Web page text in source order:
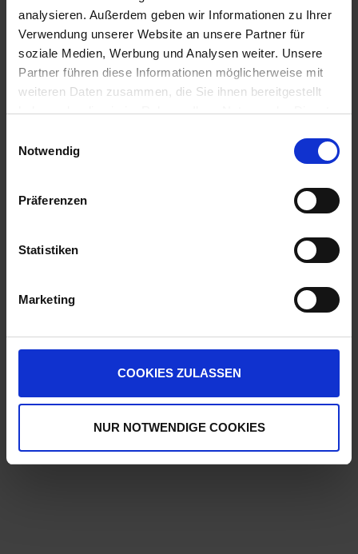
analysieren. Außerdem geben wir Informationen zu Ihrer
Verwendung unserer Website an unsere Partner für
soziale Medien, Werbung und Analysen weiter. Unsere
Partner führen diese Informationen möglicherweise mit
weiteren Daten zusammen, die Sie ihnen bereitgestellt
haben oder die sie im Rahmen Ihrer Nutzung der Dienste
Notwendig
Präferenzen
Statistiken
Marketing
COOKIES ZULASSEN
NUR NOTWENDIGE COOKIES
Anmelden für Ihren persönlichen Preis
3,41 € / St
4,06 €
inkl. 19% MwSt.
Lieferung voraussichtlich ab Dienstag, 11. August 2026
Menge
QTY_CONTROL_DECREASE
AMAZONEN-WERKE H. DREYER SE & Co. KG
Am Amazonenwerk 41518
amazone@amazone.net